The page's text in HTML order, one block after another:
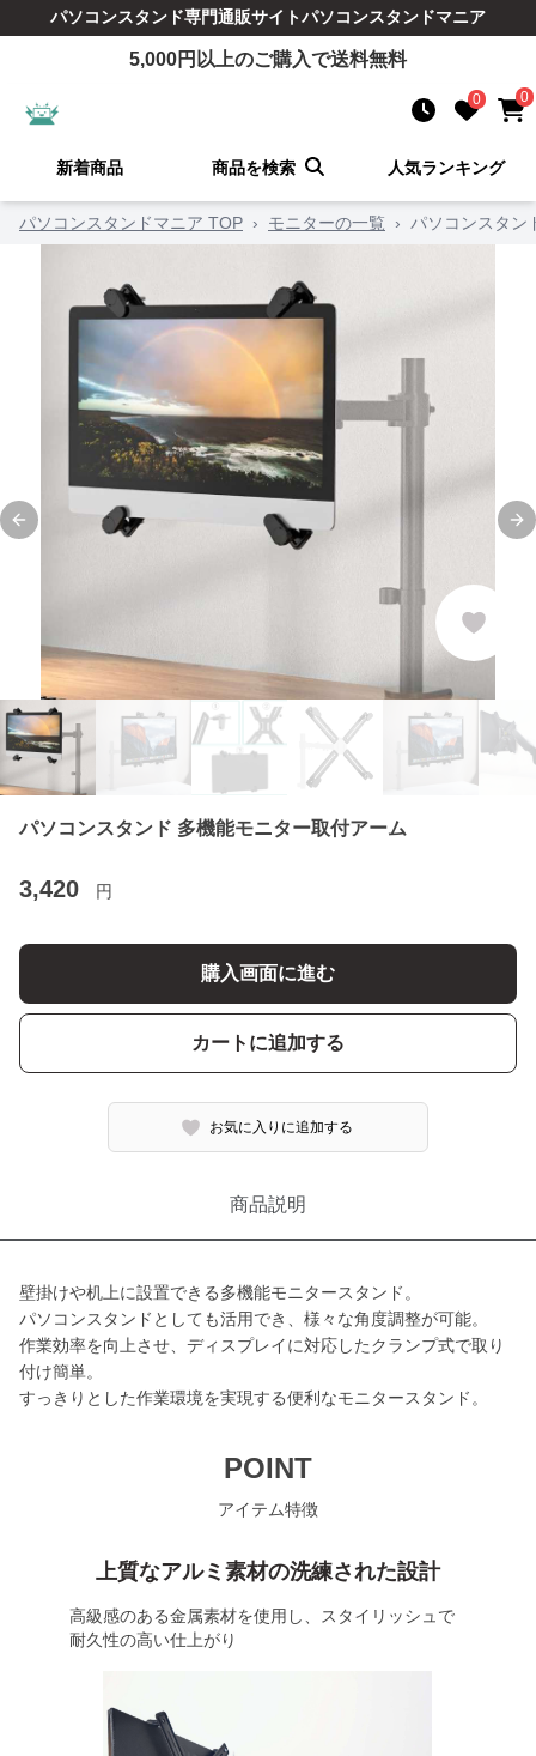
パソコンスタンド専門通販サイトパソコンスタンドマニア
5,000円以上のご購入で送料無料
0 0
新着商品 商品を検索 人気ランキング
パソコンスタンドマニア TOP › モニターの一覧 › パソコンスタン
Previous slide
パソコンスタンド 多機能モニター取付アーム
3,420 円
購入画面に進む
カートに追加する
お気に入りに追加する
商品説明
壁掛けや机上に設置できる多機能モニタースタンド。
パソコンスタンドとしても活用でき、様々な角度調整が可能。
作業効率を向上させ、ディスプレイに対応したクランプ式で取り
付け簡単。
すっきりとした作業環境を実現する便利なモニタースタンド。
POINT
アイテム特徴
上質なアルミ素材の洗練された設計
高級感のある金属素材を使用し、スタイリッシュで
耐久性の高い仕上がり